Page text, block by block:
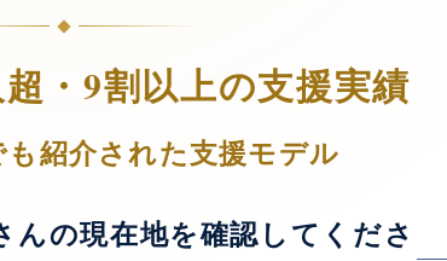
・9割以上の支援実績
紹介された支援モデル
んの現在地を確認してくださ